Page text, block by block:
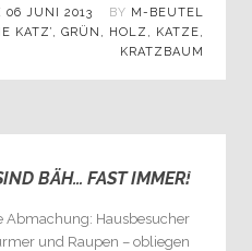
06 JUNI 2013 BY M-BEUTEL
KATZ’, GRÜN , HOLZ , KATZE,
KRATZBAUM
BÄH… FAST IMMER!0
Abmachung: Hausbesucher
und Raupen – obliegen